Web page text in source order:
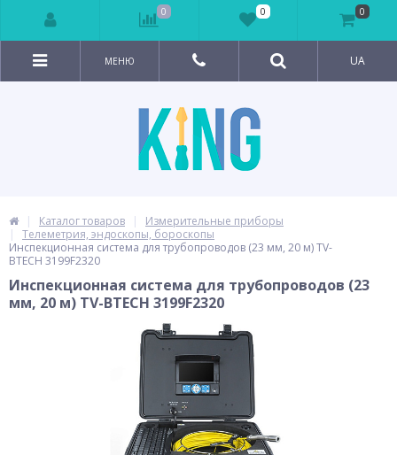
МЕНЮ UA
Каталог товаров
Измерительные приборы
Телеметрия, эндоскопы, бороскопы
Инспекционная система для трубопроводов (23 мм, 20 м) TV-
BTECH 3199F2320
Инспекционная система для трубопроводов (23
мм, 20 м) TV-BTECH 3199F2320
0 0 0